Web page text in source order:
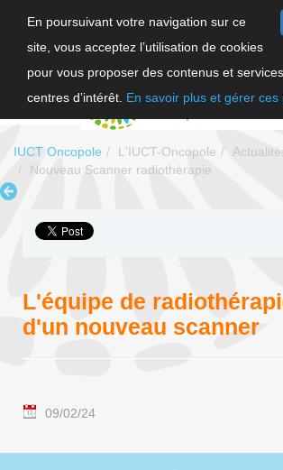
En poursuivant votre navigation sur ce
site, vous acceptez l’utilisation de cookies
pour vous proposer des contenus et
centres d’intérêt. En savoir plus et gérer ces
IUCT Oncopole L'IUCT-Oncopole
Nouveau Scanner radiothérapie
L'équipe de
d'un nouveau scanner
09/02/24